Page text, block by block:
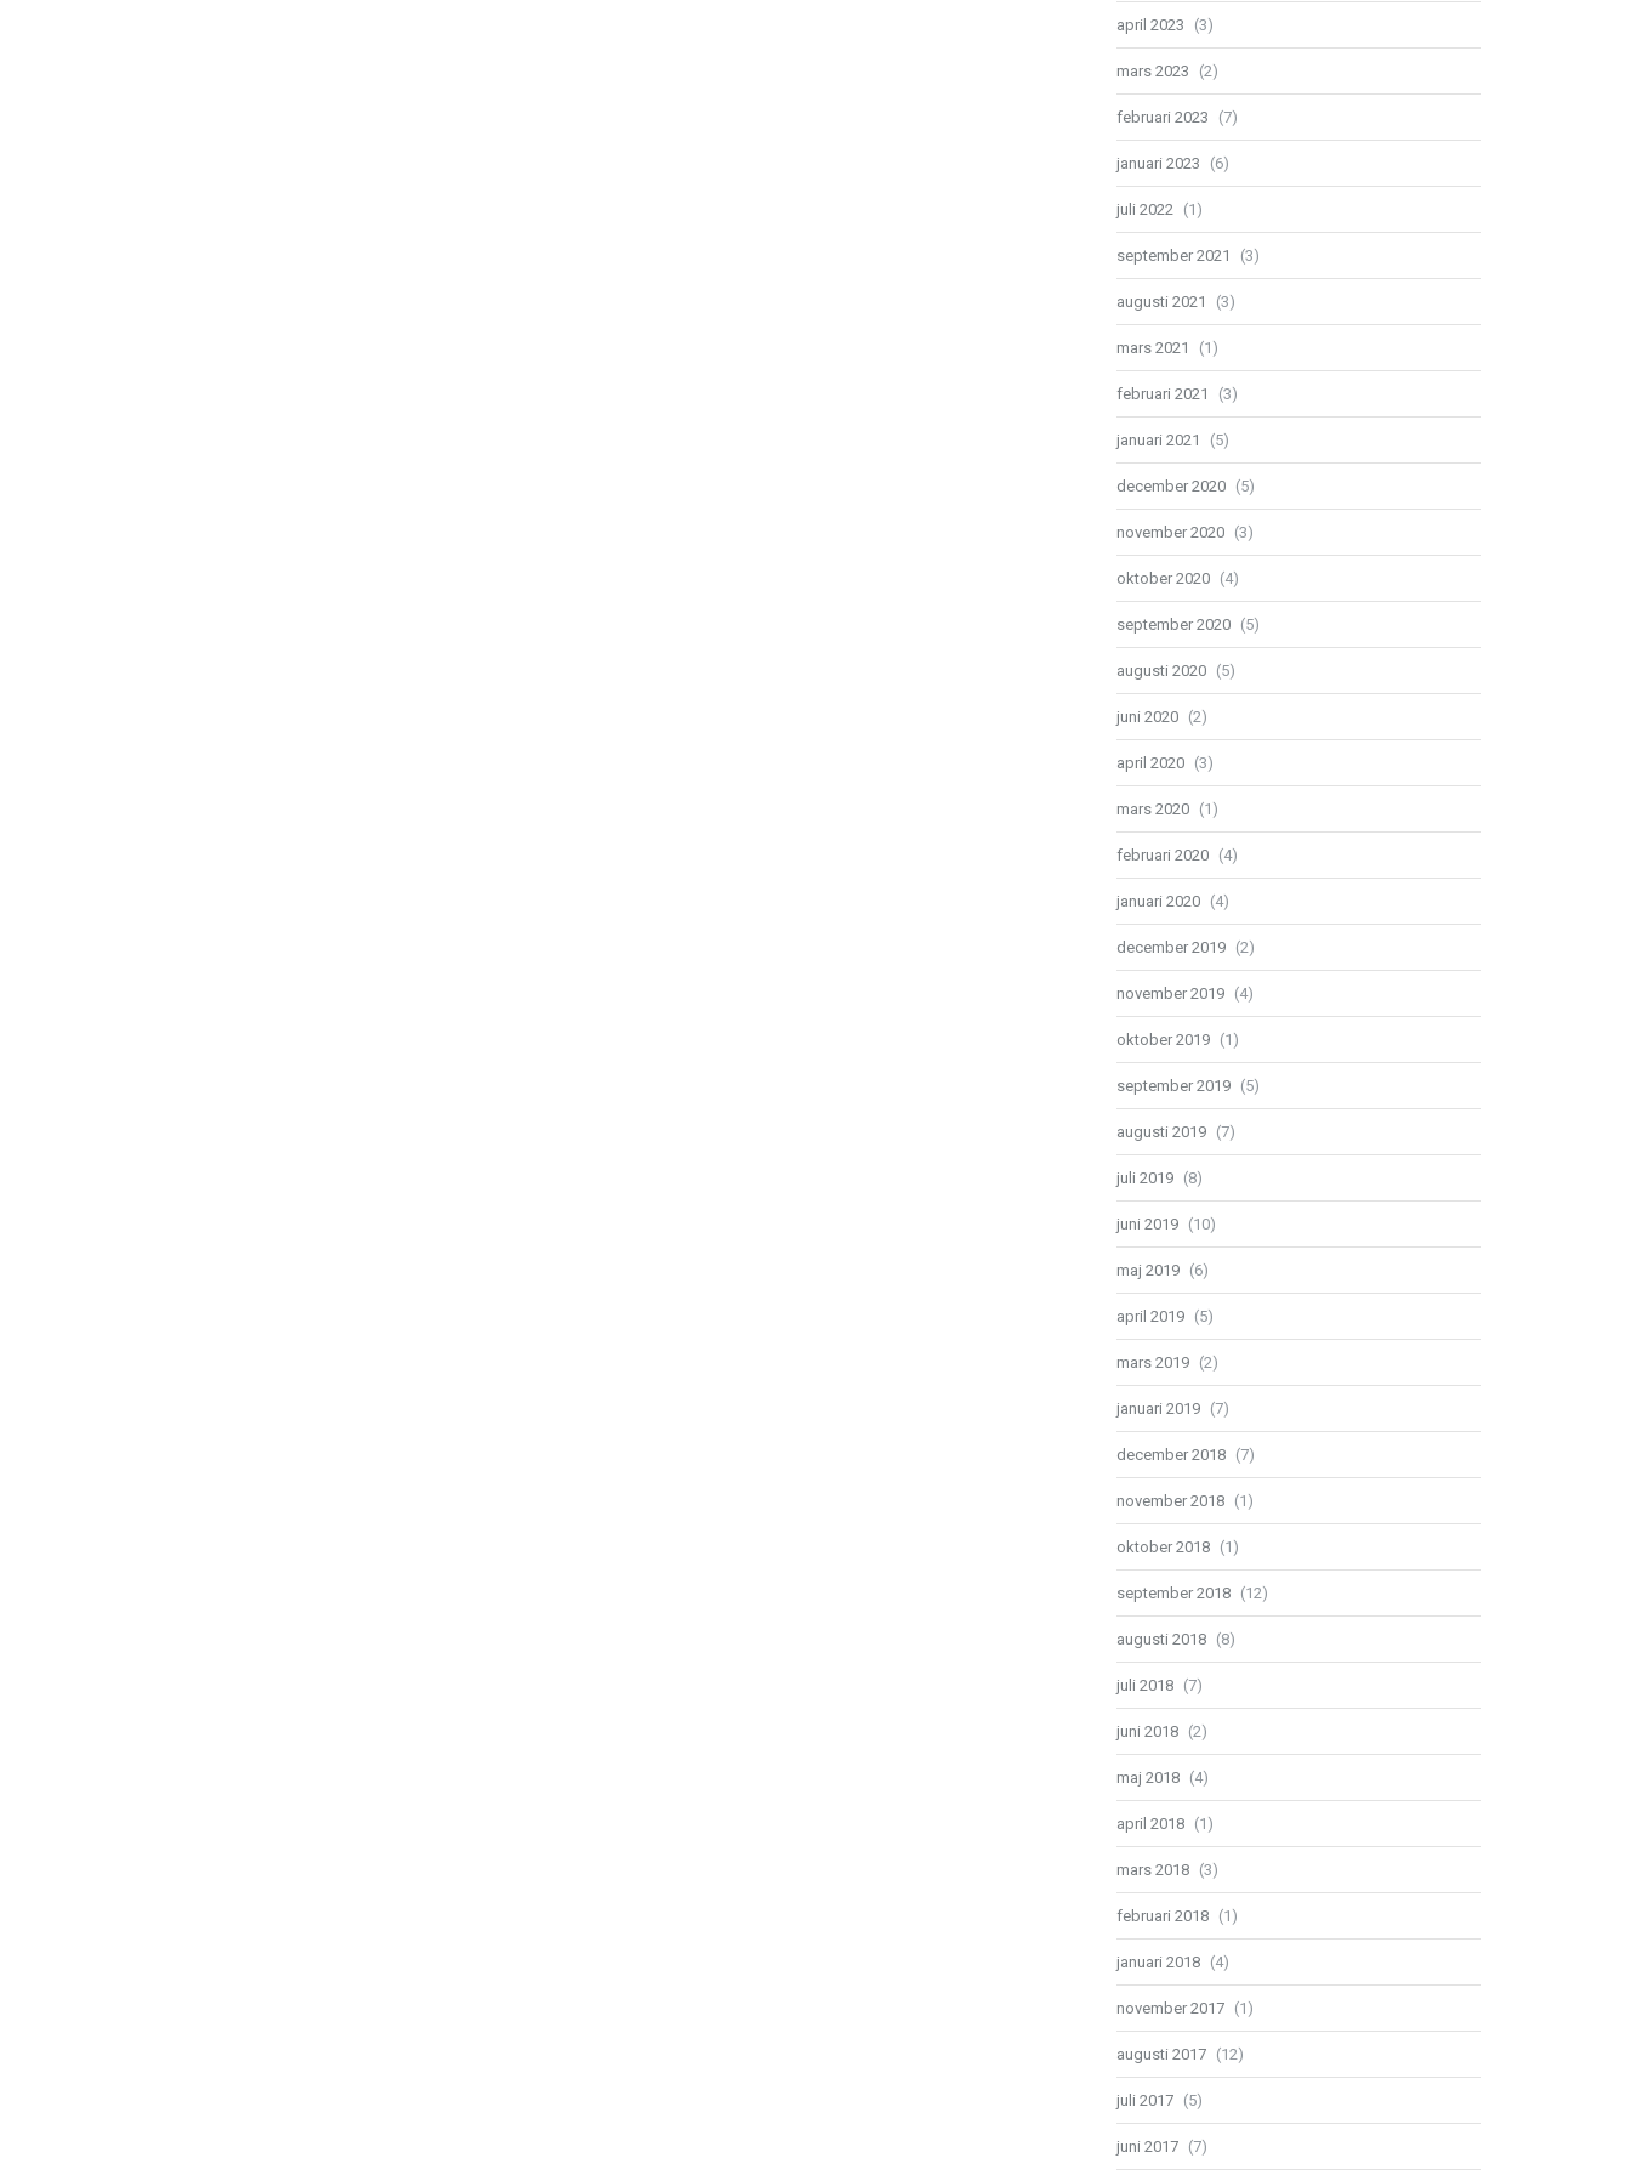
april 2023 (3)
mars 2023 (2)
februari 2023 (7)
januari 2023 (6)
juli 2022 (1)
september 2021 (3)
augusti 2021 (3)
mars 2021 (1)
februari 2021 (3)
januari 2021 (5)
december 2020 (5)
november 2020 (3)
oktober 2020 (4)
september 2020 (5)
augusti 2020 (5)
juni 2020 (2)
april 2020 (3)
mars 2020 (1)
februari 2020 (4)
januari 2020 (4)
december 2019 (2)
november 2019 (4)
oktober 2019 (1)
september 2019 (5)
augusti 2019 (7)
juli 2019 (8)
juni 2019 (10)
maj 2019 (6)
april 2019 (5)
mars 2019 (2)
januari 2019 (7)
december 2018 (7)
november 2018 (1)
oktober 2018 (1)
september 2018 (12)
augusti 2018 (8)
juli 2018 (7)
juni 2018 (2)
maj 2018 (4)
april 2018 (1)
mars 2018 (3)
februari 2018 (1)
januari 2018 (4)
november 2017 (1)
augusti 2017 (12)
juli 2017 (5)
juni 2017 (7)